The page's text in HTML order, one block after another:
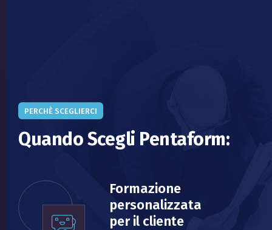
PERCHÈ SCEGLIERCI
Quando Scegli Pentaform:
Formazione
personalizzata
per il cliente